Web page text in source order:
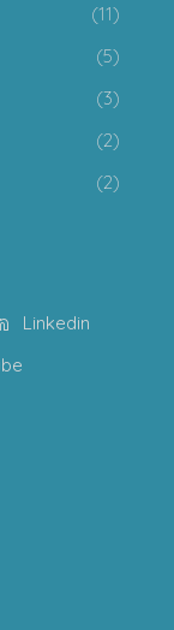
(11)
(5)
(3)
(2)
(2)
Linkedin